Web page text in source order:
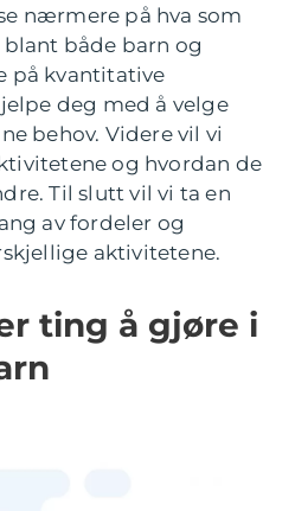
nærmere på hva som
både barn og
på kvantitative
deg med å velge
behov. Videre vil vi
og hvordan de
Til slutt vil vi ta en
av fordeler og
aktivitetene.
ting å gjøre i